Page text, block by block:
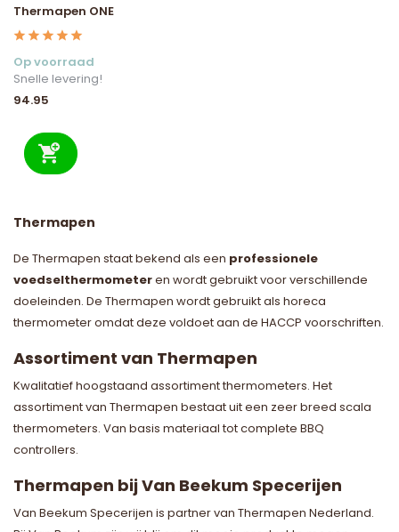
Thermapen ONE
Op voorraad
Snelle levering!
94.95
Thermapen
De Thermapen staat bekend als een professionele
voedselthermometeren wordt gebruikt voor verschillende
doeleinden. De Thermapen wordt gebruikt als horeca
thermometer omdat deze voldoet aan de HACCP voorschriften.
Assortiment van Thermapen
Kwalitatief hoogstaand assortiment thermometers. Het
assortiment van Thermapen bestaat uit een zeer breed scala
thermometers. Van basis materiaal tot complete BBQ
controllers.
Thermapen bij Van Beekum Specerijen
Van Beekum Specerijen is partner van Thermapen Nederland.